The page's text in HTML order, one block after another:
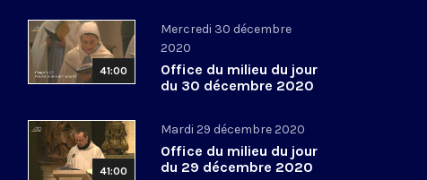
41:00
Mercredi 30 décembre
2020
Office du milieu du jour
du 30 décembre 2020
41:00
Mardi 29 décembre 2020
Office du milieu du jour
du 29 décembre 2020